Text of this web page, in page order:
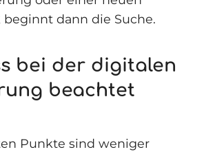
dann die Suche.
bei der digitalen
beachtet
Punkte sind weniger